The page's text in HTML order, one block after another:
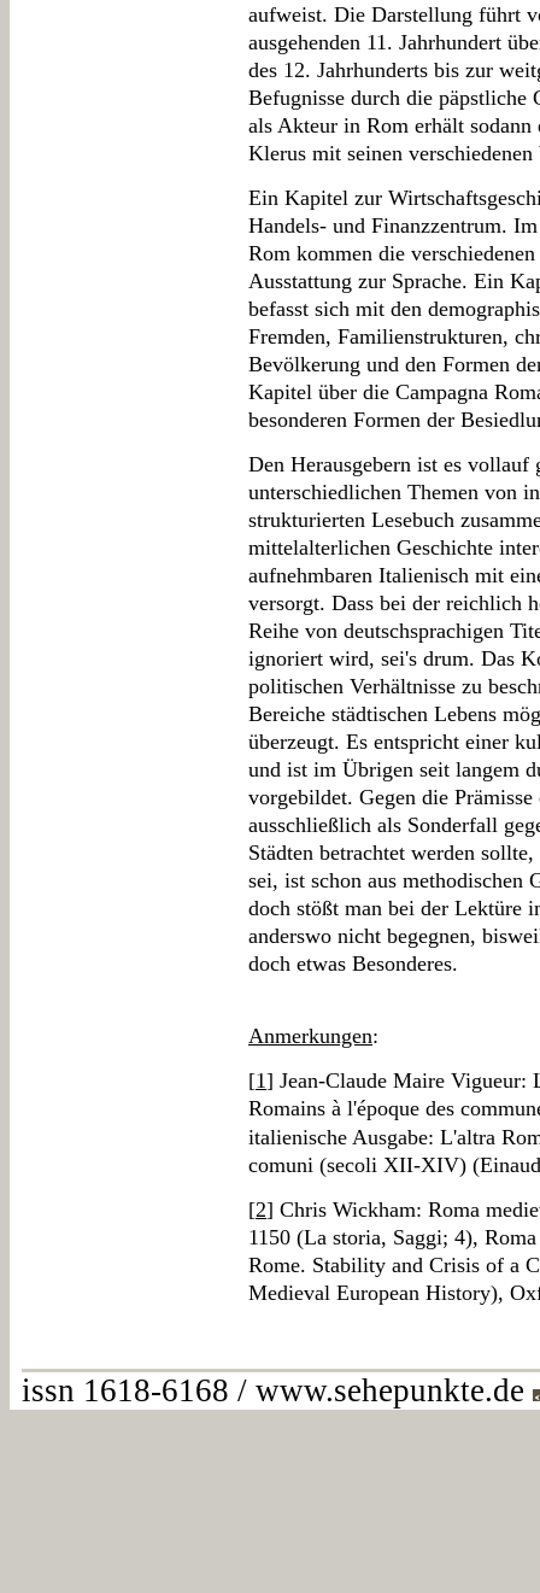
aufweist. Die Darstellung führt
ausgehenden 11. Jahrhundert
des 12. Jahrhunderts bis zur
Befugnisse durch die päpstliche
als Akteur in Rom erhält sodann
Klerus mit seinen
Ein Kapitel zur
Handels- und Finanzzentrum.
Rom kommen die
Ausstattung zur Sprache. Ein
befasst sich mit den
Fremden, Familienstrukturen,
Bevölkerung und den Formen
Kapitel über die Campagna
besonderen Formen der
Den Herausgebern ist es vollauf
unterschiedlichen Themen von
strukturierten Lesebuch
mittelalterlichen Geschichte
aufnehmbaren Italienisch mit
versorgt. Dass bei der reichlich
Reihe von deutschsprachigen
ignoriert wird, sei's drum. Das
politischen Verhältnisse zu
Bereiche städtischen Lebens
überzeugt. Es entspricht einer
und ist im Übrigen seit langem
vorgebildet. Gegen die
ausschließlich als Sonderfall
Städten betrachtet werden
sei, ist schon aus methodischen
doch stößt man bei der Lektüre
anderswo nicht begegnen,
doch etwas Besonderes.
Anmerkungen:
[1] Jean-Claude Maire Vigueur:
Romains à l'époque des
italienische Ausgabe: L'altra
comuni (secoli XII-XIV)
[2] Chris Wickham: Roma
1150 (La storia, Saggi; 4),
Rome. Stability and Crisis of a
Medieval European History),
issn 1618-6168 / www.sehepunkte.de